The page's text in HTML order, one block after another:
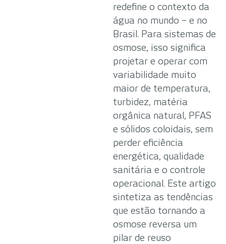
redefine o contexto da
água no mundo – e no
Brasil. Para sistemas de
osmose, isso significa
projetar e operar com
variabilidade muito
maior de temperatura,
turbidez, matéria
orgânica natural, PFAS
e sólidos coloidais, sem
perder eficiência
energética, qualidade
sanitária e o controle
operacional. Este artigo
sintetiza as tendências
que estão tornando a
osmose reversa um
pilar de reuso